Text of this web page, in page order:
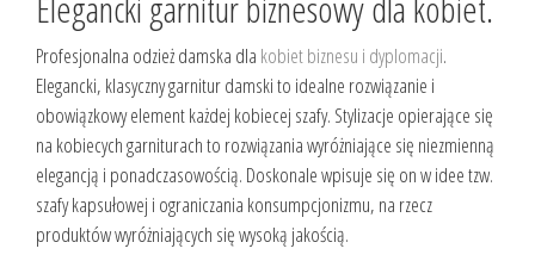
Profesjonalna odzież damska dla kobiet biznesu i dyplomacji.
Elegancki, klasyczny garnitur damski to idealne rozwiązanie i
obowiązkowy element każdej kobiecej szafy. Stylizacje opierające się
na kobiecych garniturach to rozwiązania wyróżniające się niezmienną
elegancją i ponadczasowością. Doskonale wpisuje się on w idee tzw.
szafy kapsułowej i ograniczania konsumpcjonizmu, na rzecz
produktów wyróżniających się wysoką jakością.